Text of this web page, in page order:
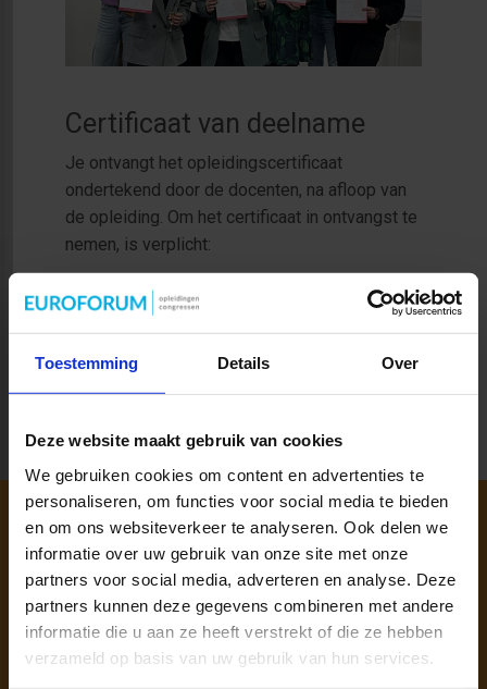
Toestemming Details Over
Deze website maakt gebruik van cookies
We gebruiken cookies om content en advertenties te
personaliseren, om functies voor social media te bieden
en om ons websiteverkeer te analyseren. Ook delen we
informatie over uw gebruik van onze site met onze
partners voor social media, adverteren en analyse. Deze
partners kunnen deze gegevens combineren met andere
informatie die u aan ze heeft verstrekt of die ze hebben
verzameld op basis van uw gebruik van hun services.
Certificaat van deelname
Je ontvangt het opleidingscertificaat
ondertekend door de docenten, na afloop van
de opleiding. Om het certificaat in ontvangst te
nemen, is verplicht:
Aanwezigheid bij alle bijeenkomsten
Presenteren van jouw (concept)-
schooljaar 2023-2024